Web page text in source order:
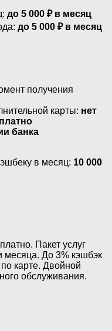
до 5 000 ₽ в месяц
до 5 000 ₽ в месяц
получения
карты: нет
банка
в месяц: 10 000
Пакет услуг
До 3% кэшбэк
карте. Двойной
обслуживания.